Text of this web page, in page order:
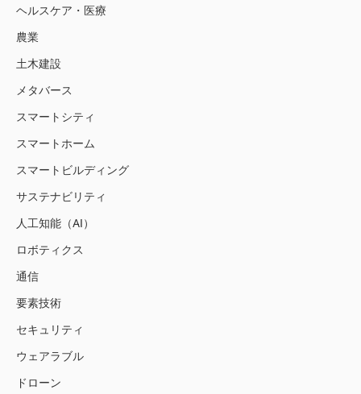
ヘルスケア・医療
農業
土木建設
メタバース
スマートシティ
スマートホーム
スマートビルディング
サステナビリティ
人工知能（AI）
ロボティクス
通信
要素技術
セキュリティ
ウェアラブル
ドローン